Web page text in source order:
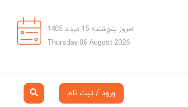
امروز پنج‌شنبه 15 مرداد 1405
Thursday 06 August 2026
ورود / ثبت نام